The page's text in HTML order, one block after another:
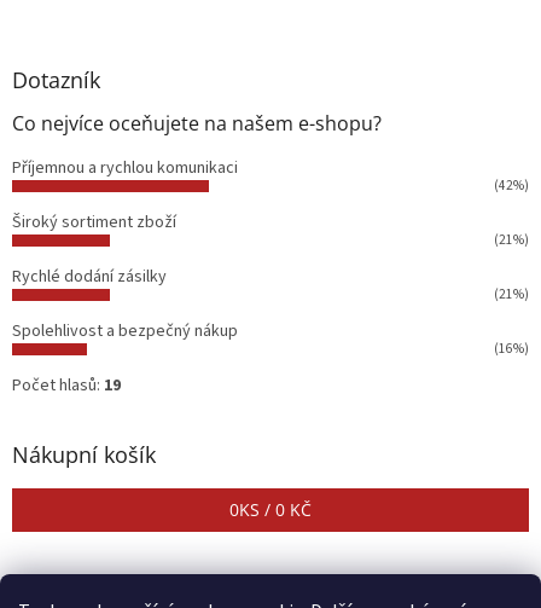
Dotazník
Co nejvíce oceňujete na našem e-shopu?
Příjemnou a rychlou komunikaci
(42%)
Široký sortiment zboží
(21%)
Rychlé dodání zásilky
(21%)
Spolehlivost a bezpečný nákup
(16%)
Počet hlasů: 19
Nákupní košík
0KS / 0 KČ